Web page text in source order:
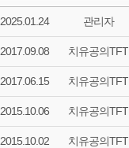
2025.01.24 관리자
2017.09.08 치유공의TFT
2017.06.15 치유공의TFT
2015.10.06 치유공의TFT
2015.10.02 치유공의TFT